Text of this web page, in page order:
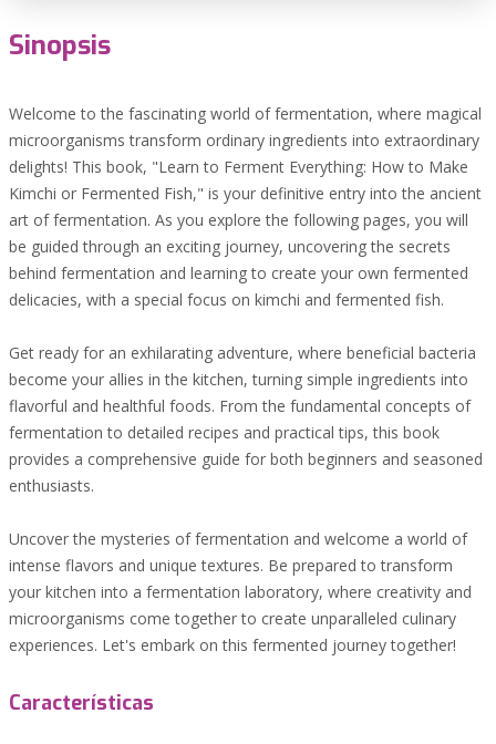
Sinopsis
Welcome to the fascinating world of fermentation, where magical
microorganisms transform ordinary ingredients into extraordinary
delights! This book, "Learn to Ferment Everything: How to Make
Kimchi or Fermented Fish," is your definitive entry into the ancient
art of fermentation. As you explore the following pages, you will
be guided through an exciting journey, uncovering the secrets
behind fermentation and learning to create your own fermented
delicacies, with a special focus on kimchi and fermented fish.
Get ready for an exhilarating adventure, where beneficial bacteria
become your allies in the kitchen, turning simple ingredients into
flavorful and healthful foods. From the fundamental concepts of
fermentation to detailed recipes and practical tips, this book
provides a comprehensive guide for both beginners and seasoned
enthusiasts.
Uncover the mysteries of fermentation and welcome a world of
intense flavors and unique textures. Be prepared to transform
your kitchen into a fermentation laboratory, where creativity and
microorganisms come together to create unparalleled culinary
experiences. Let's embark on this fermented journey together!
Características